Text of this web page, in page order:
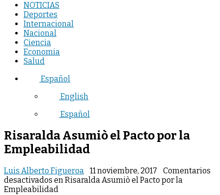
NOTICIAS
Deportes
Internacional
Nacional
Ciencia
Economia
Salud
Español
English
Español
Risaralda Asumiò el Pacto por la
Empleabilidad
Luis Alberto Figueroa 11 noviembre, 2017
Comentarios
desactivados en Risaralda Asumiò el Pacto por la
Empleabilidad